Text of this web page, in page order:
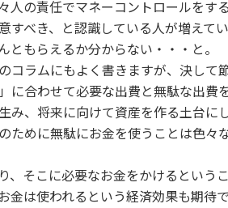
人の責任でマネーコントロールをす
すべき、と認識している人が増えて
もらえるか分からない・・・と。
コラムにもよく書きますが、決して
に合わせて必要な出費と無駄な出費
み、将来に向けて資産を作る土台に
ために無駄にお金を使うことは色々
、そこに必要なお金をかけるという
金は使われるという経済効果も期待で